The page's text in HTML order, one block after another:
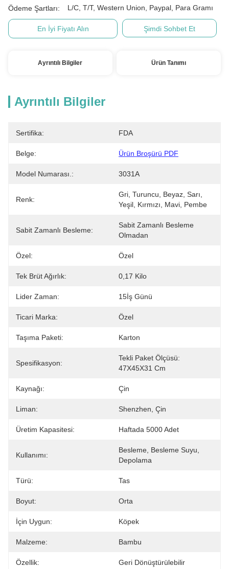
Ödeme Şartları: L/C, T/T, Western Union, Paypal, Para Gramı
En İyi Fiyatı Alın Şimdi Sohbet Et
Ayrıntılı Bilgiler Ürün Tanımı
Ayrıntılı Bilgiler
Sertifika: FDA
Belge: Ürün Broşürü PDF
Model Numarası.: 3031A
Renk:
Gri, Turuncu, Beyaz, Sarı,
Yeşil, Kırmızı, Mavi, Pembe
Sabit Zamanlı Besleme:
Sabit Zamanlı Besleme
Olmadan
Özel: Özel
Tek Brüt Ağırlık: 0,17 Kilo
Lider Zaman: 15İş Günü
Ticari Marka: Özel
Taşıma Paketi: Karton
Spesifikasyon:
Tekli Paket Ölçüsü:
47X45X31 Cm
Kaynağı: Çin
Liman: Shenzhen, Çin
Üretim Kapasitesi: Haftada 5000 Adet
Kullanımı:
Besleme, Besleme Suyu,
Depolama
Türü: Tas
Boyut: Orta
İçin Uygun: Köpek
Malzeme: Bambu
Özellik: Geri Dönüştürülebilir